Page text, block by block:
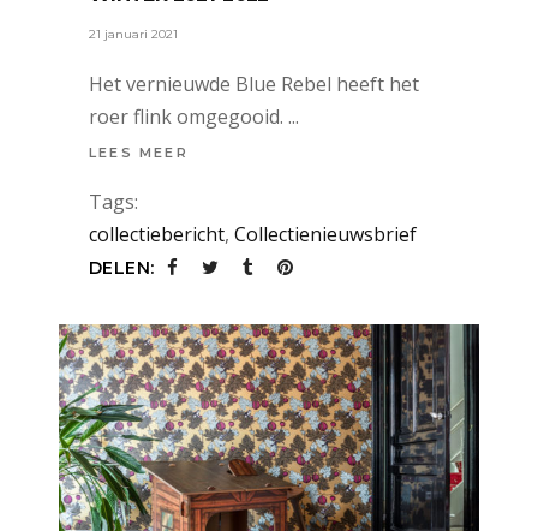
21 januari 2021
Het vernieuwde Blue Rebel heeft het
roer flink omgegooid.
LEES MEER
Tags:
collectiebericht, Collectienieuwsbrief
DELEN: